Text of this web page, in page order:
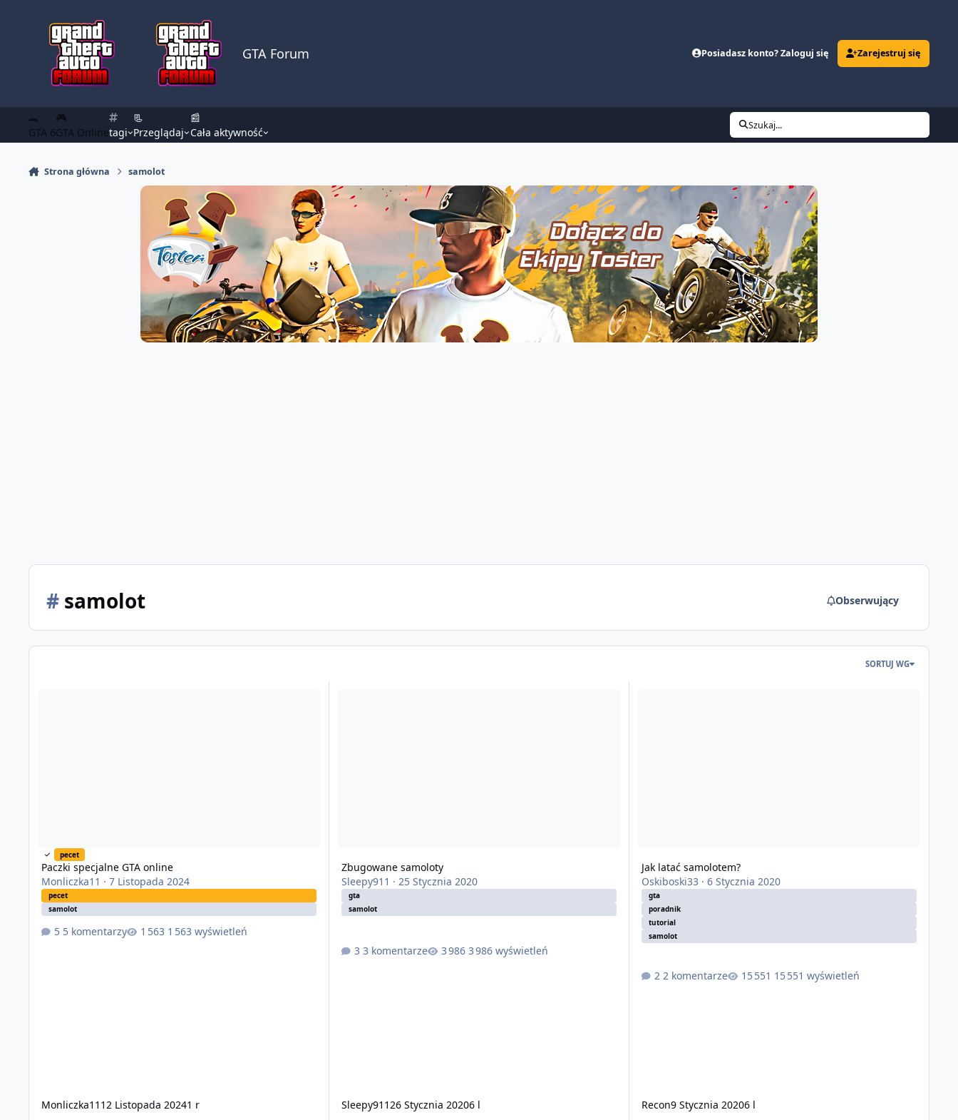
GTA Forum Posiadasz konto? Zaloguj się Zarejestruj się
🐊
GTA 6
🎮
GTA Onlinetagi
📃
Przeglądaj
📰
Cała aktywność
Szukaj...
Strona główna samolot
#samolot Obserwujący
SORTUJ WG
pecet
Paczki specjalne GTA online
Monliczka11 · 7 Listopada 2024
pecet
samolot
5 komentarzy 1 563 wyświetleń
Monliczka11 12 Listopada 20241 r
Zbugowane samoloty
Sleepy911 · 25 Stycznia 2020
gta
samolot
3 komentarze 3 986 wyświetleń
Sleepy91126 Stycznia 20206 l
Jak latać samolotem?
Oskiboski33 · 6 Stycznia 2020
gta
poradnik
tutorial
samolot
2 komentarze 15 551 wyświetleń
Recon9 Stycznia 20206 l